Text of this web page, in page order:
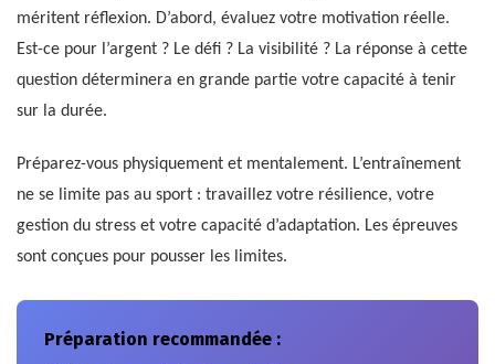
méritent réflexion. D’abord, évaluez votre motivation réelle.
Est-ce pour l’argent ? Le défi ? La visibilité ? La réponse à cette
question déterminera en grande partie votre capacité à tenir
sur la durée.
Préparez-vous physiquement et mentalement. L’entraînement
ne se limite pas au sport : travaillez votre résilience, votre
gestion du stress et votre capacité d’adaptation. Les épreuves
sont conçues pour pousser les limites.
Préparation recommandée :